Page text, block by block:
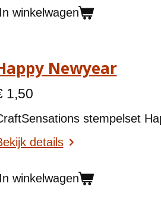
winkelwagen
Newyear
1,50
stempelset
details
winkelwagen